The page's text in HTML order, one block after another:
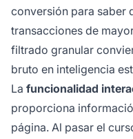
conversión para saber
transacciones de
filtrado granular
bruto en inteligencia
La funcionalidad
proporciona
página. Al pasar el